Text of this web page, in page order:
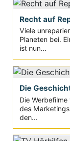
Recht auf
Viele
Planeten bei.
ist nun...
Die
Die
des
den...